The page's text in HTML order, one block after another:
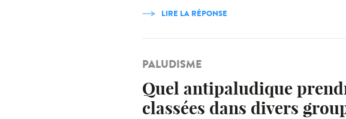
LIRE LA RÉPONSE
PALUDISME
Quel antipaludique
classées dans divers